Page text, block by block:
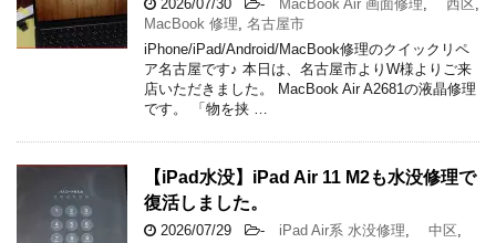
2026/07/30 - MacBook Air 画面修理 西区
MacBook 修理 名古屋市
iPhone/iPad/Android/MacBook修理のクイックリペ
ア名古屋です♪ 本日は、名古屋市よりW様よりご来
店いただきました。 MacBook Air A2681の液晶修理
です。 「物を挟 …
【iPad水没】iPad Air 11 M2も水没修理で
復活しました。
2026/07/29 - iPad Air系 水没修理 中区